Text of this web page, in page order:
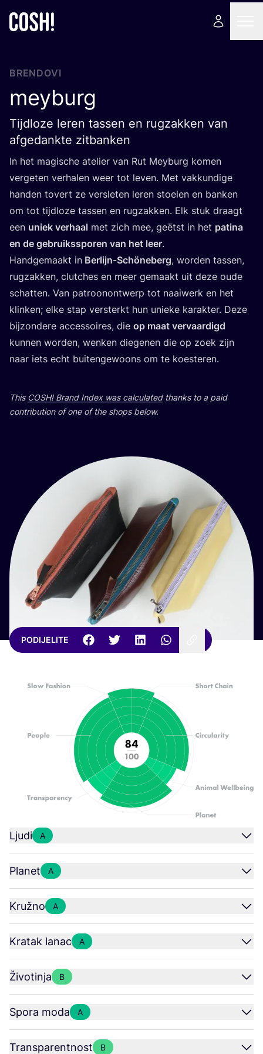
BRENDOVI
meyburg
Tijdloze leren tassen en rugzakken van
afgedankte zitbanken
In het magis­c­he ate­li­er van Rut Meyburg komen
ver­ge­ten ver­ha­len weer tot leven. Met vak­kun­di­ge
han­den tovert ze ver­s­le­ten leren sto­elen en ban­ken
om tot tijd­lo­ze tassen en rug­zak­ken. Elk stuk dra­agt
een uni­ek ver­ha­al met zich mee, geëtst in het pati­na
en de gebru­ik­ss­po­ren van het leer.
Hand­ge­ma­akt in Ber­lijn-Schöne­berg, wor­den tassen,
rug­zak­ken, clut­c­hes en meer gema­akt uit deze oude
schat­ten. Van patro­onon­twerp tot naaiwerk en het
klin­ken; elke stap ver­ster­kt hun uni­eke karak­ter. Deze
bij­zon­de­re acce­sso­ires, die op maat ver­va­ar­digd
kun­nen wor­den, wen­ken diege­nen die op zoek zijn
naar iets echt buiten­gewo­ons om te koesteren.
This COSH! Brand Index was cal­cu­la­tedthan­ks to a paid
con­tri­bu­ti­on of one of the shops below.
PODIJELITE
Ljudi A
Planet A
Kružno A
Kratak lanac A
Životinja B
Spora moda A
Transparentnost B